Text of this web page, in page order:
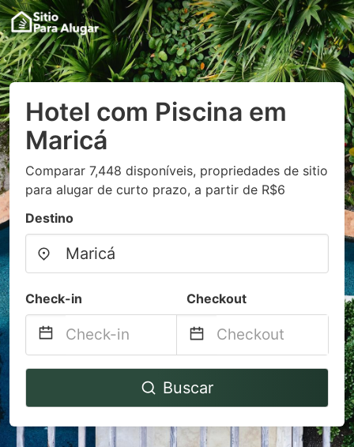
Hotel com Piscina em
Maricá
Comparar 7,448 disponíveis, propriedades de sitio
para alugar de curto prazo, a partir de R$6
Destino
Check-in Checkout
Navigate
to
interact
Navigate
to
interact
Buscar